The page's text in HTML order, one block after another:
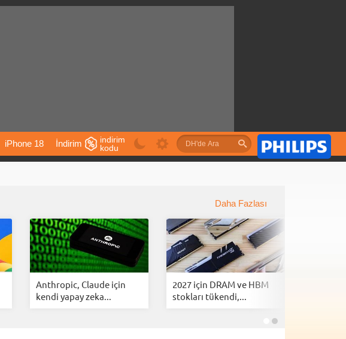
iPhone 18 İndirim
indirim
kodu
Daha Fazlası
Anthropic, Claude için
kendi yapay zeka...
2027 için DRAM ve HBM
stokları tükendi,...